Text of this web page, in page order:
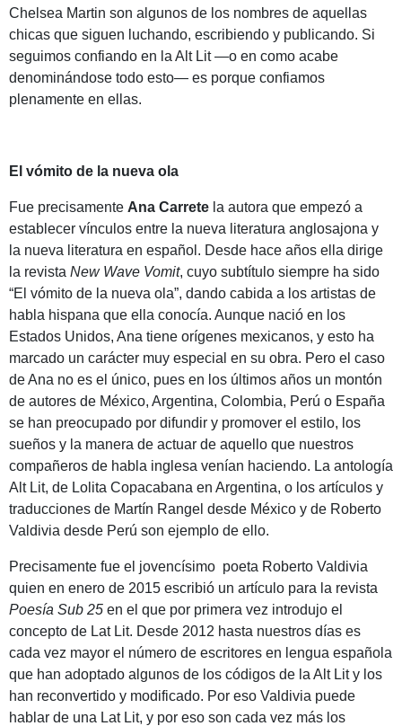
Chelsea Martin son algunos de los nombres de aquellas
chicas que siguen luchando, escribiendo y publicando. Si
seguimos confiando en la Alt Lit —o en como acabe
denominándose todo esto— es porque confiamos
plenamente en ellas.
El vómito de la nueva ola
Fue precisamente Ana Carrete la autora que empezó a
establecer vínculos entre la nueva literatura anglosajona y
la nueva literatura en español. Desde hace años ella dirige
la revista New Wave Vomit, cuyo subtítulo siempre ha sido
“El vómito de la nueva ola”, dando cabida a los artistas de
habla hispana que ella conocía. Aunque nació en los
Estados Unidos, Ana tiene orígenes mexicanos, y esto ha
marcado un carácter muy especial en su obra. Pero el caso
de Ana no es el único, pues en los últimos años un montón
de autores de México, Argentina, Colombia, Perú o España
se han preocupado por difundir y promover el estilo, los
sueños y la manera de actuar de aquello que nuestros
compañeros de habla inglesa venían haciendo. La antología
Alt Lit, de Lolita Copacabana en Argentina, o los artículos y
traducciones de Martín Rangel desde México y de Roberto
Valdivia desde Perú son ejemplo de ello.
Precisamente fue el jovencísimo poeta Roberto Valdivia
quien en enero de 2015 escribió un artículo para la revista
Poesía Sub 25 en el que por primera vez introdujo el
concepto de Lat Lit. Desde 2012 hasta nuestros días es
cada vez mayor el número de escritores en lengua española
que han adoptado algunos de los códigos de la Alt Lit y los
han reconvertido y modificado. Por eso Valdivia puede
hablar de una Lat Lit, y por eso son cada vez más los